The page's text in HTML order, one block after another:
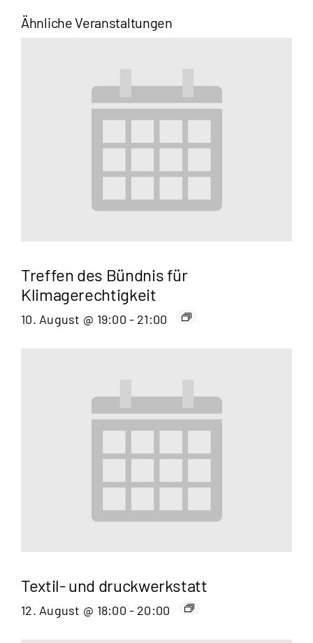
Ähnliche Veranstaltungen
Treffen des Bündnis für
Klimagerechtigkeit
10. August @ 19:00 - 21:00
Textil- und druckwerkstatt
12. August @ 18:00 - 20:00